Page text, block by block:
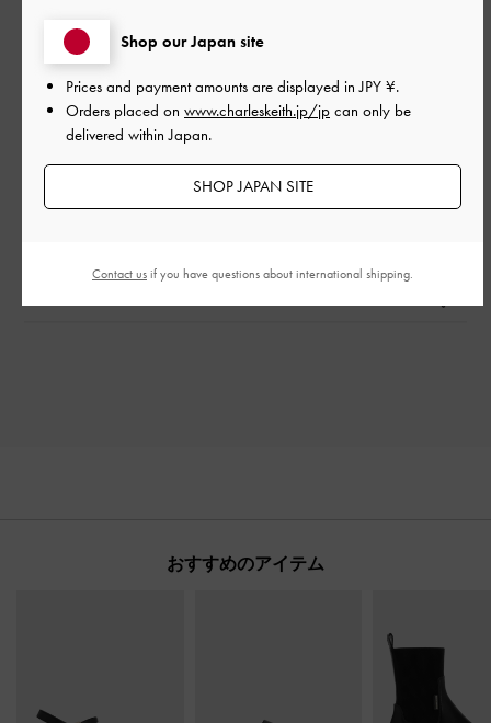
とてもよかった
品質
もっと見る
このレビューは役に立ちましたか？
おすすめのアイテム
Shop our Japan site
Prices and payment amounts are displayed inJPY ¥.
Orders placed on www.charleskeith.jp/jp can only be
delivered within Japan.
SHOP JAPAN SITE
Contact usif you have questions about international shipping.